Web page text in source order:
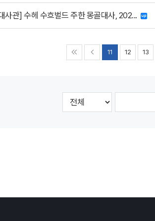
사관] 수헤 수흐벌드 주한 몽골대사, 202...
11 12 13